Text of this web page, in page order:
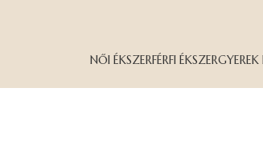
NŐI ÉKSZERFÉRFI ÉKSZERGYEREK